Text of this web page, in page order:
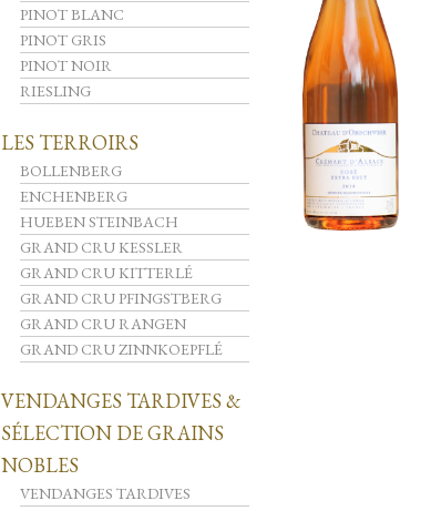
PINOT BLANC
PINOT GRIS
PINOT NOIR
RIESLING
LES TERROIRS
BOLLENBERG
ENCHENBERG
HUEBEN STEINBACH
GRAND CRU KESSLER
GRAND CRU KITTERLÉ
GRAND CRU PFINGSTBERG
GRAND CRU RANGEN
GRAND CRU ZINNKOEPFLÉ
VENDANGES TARDIVES &
SÉLECTION DE GRAINS
NOBLES
VENDANGES TARDIVES